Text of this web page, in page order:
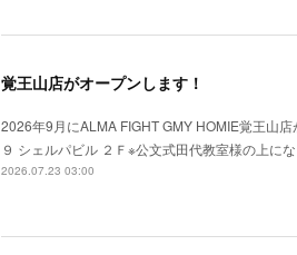
覚王山店がオープンします！
2026年9月にALMA FIGHT GMY HOMIE覚王山
９ シェルパビル ２Ｆ※公文式田代教室様の上
2026.07.23 03:00